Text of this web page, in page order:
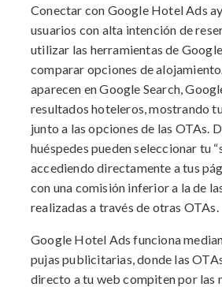
Conectar con Google Hotel Ads
usuarios con alta intención de
utilizar las herramientas de
comparar opciones de
aparecen en Google Search,
resultados hoteleros, mostrando
junto a las opciones de las OTAs.
huéspedes pueden seleccionar tu
accediendo directamente a tus
con una comisión inferior a la de
realizadas a través de otras OTAs.
Google Hotel Ads funciona
pujas publicitarias, donde las
directo a tu web compiten por las